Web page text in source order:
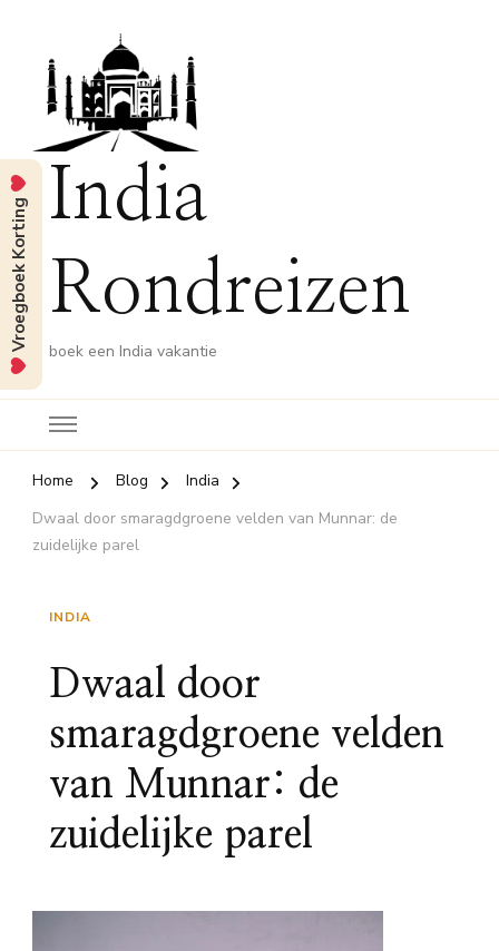
India
Rondreizen
boek een India vakantie
Home Blog
India
Dwaal door smaragdgroene velden van Munnar: de
zuidelijke parel
INDIA
Dwaal door
smaragdgroene velden
van Munnar: de
zuidelijke parel
Vroegboek Korting